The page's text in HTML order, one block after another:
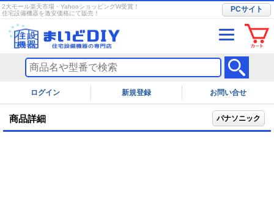
2大モール楽天市場・YahooショッピングW受賞！
住宅設備機器を激安価格にて販売！
PCサイト
ログイン お問い合せ
商品詳細 パナソニック